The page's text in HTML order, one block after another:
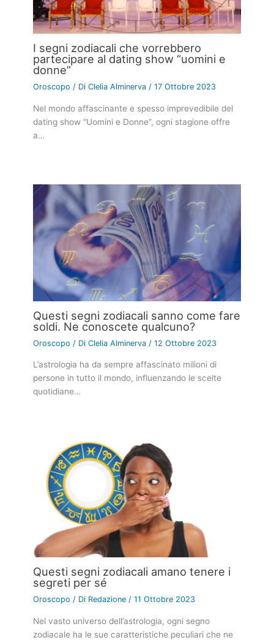
I segni zodiacali che vorrebbero
partecipare al dating show “uomini e
donne”
Oroscopo / DiClelia Alminerva/17 Ottobre 2023
Nel mondo affascinante e spesso imprevedibile del
dating show “Uomini e Donne”, ogni stagione offre
a…
Questi segni zodiacali sanno come fare
soldi. Ne conoscete qualcuno?
Oroscopo / DiClelia Alminerva /12 Ottobre 2023
L’astrologia ha da sempre affascinato milioni di
persone in tutto il mondo, influenzando le scelte
quotidiane…
Questi segni zodiacali amano tenere i
segreti per sé
Oroscopo / Di Redazione /11 Ottobre 2023
Nel vasto universo dell’astrologia, ogni segno
zodiacale ha le sue caratteristiche peculiari che ne